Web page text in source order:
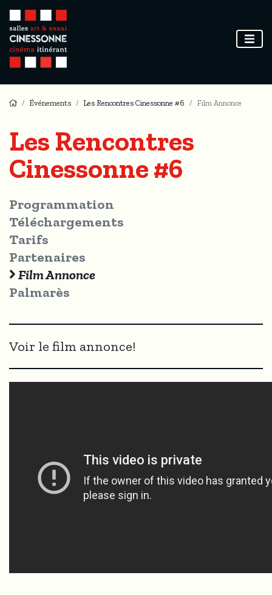
Événements Les Rencontres Cinessonne #6 Film Annonce
Les Rencontres
Cinessonne #6
Programmation
Téléchargements
Tarifs
Partenaires
Film Annonce
Palmarès
Voir le film annonce!